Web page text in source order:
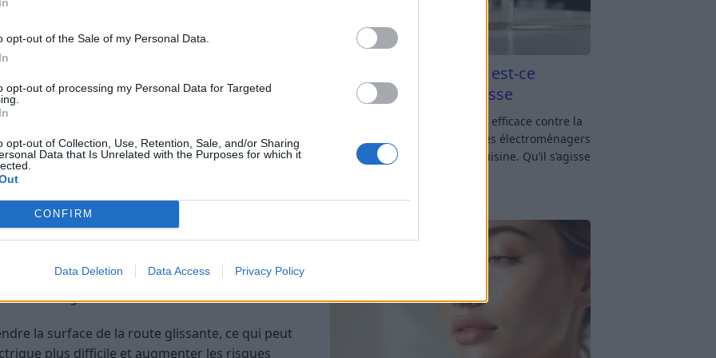
opt-out of the Sale of my Personal Data.
opt-out of processing my Personal Data for Targeted
opt-out of Collection, Use, Retention, Sale, and/or Sharing
Data that Is Unrelated with the Purposes for which it
CONFIRM
Data Deletion Data Access Privacy Policy
sentir trop en sécurité en utilisant une
à une prise de risque inutile.
trottinette électrique sur les trottoirs. Cela peut
piétons, en particulier les enfants et les
alors assurez-vous de suivre les règles de
de manière responsable.
moyen pratique de se déplacer en ville, elle peut
ou de neige.
la surface de la route glissante, ce qui peut
plus difficile et augmenter les risques
Vinaigre blanc et four est-ce
efficace contre la graisse
Vinaigre blanc et four : est-ce efficace contre la
graisse ? Le four fait partie des électroménagers
les plus sollicités dans une cuisine. Qu’il s’agisse